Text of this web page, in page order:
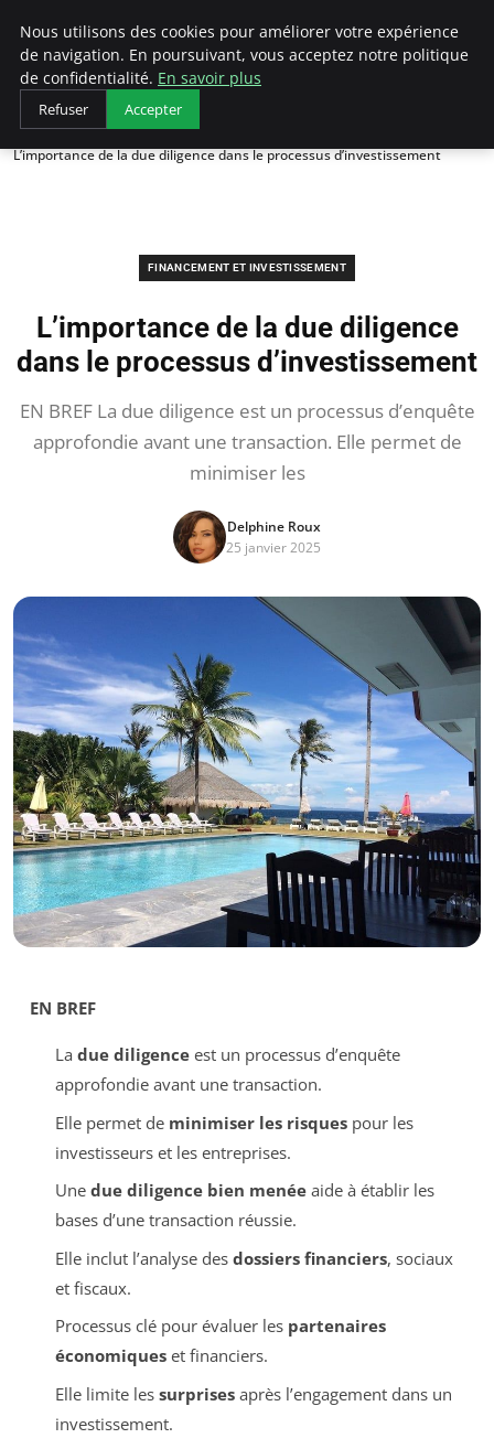
LECFCM
Accueil
Financement et investissement
L’importance de la due diligence dans le processus d’investissement
FINANCEMENT ET INVESTISSEMENT
L’importance de la due diligence
dans le processus d’investissement
EN BREF La due diligence est un processus d’enquête
approfondie avant une transaction. Elle permet de
minimiser les
Delphine Roux
25 janvier 2025
EN BREF
La due diligenceest un processus d’enquête
approfondie avant une transaction.
Elle permet de minimiser les risquespour les
investisseurs et les entreprises.
Une due diligence bien menéeaide à établir les
bases d’une transaction réussie.
Elle inclut l’analyse des dossiers financiers, sociaux
et fiscaux.
Processus clé pour évaluer les partenaires
économiqueset financiers.
Elle limite les surprisesaprès l’engagement dans un
investissement.
Nous utilisons des cookies pour améliorer votre expérience
de navigation. En poursuivant, vous acceptez notre politique
de confidentialité. En savoir plus
Refuser Accepter